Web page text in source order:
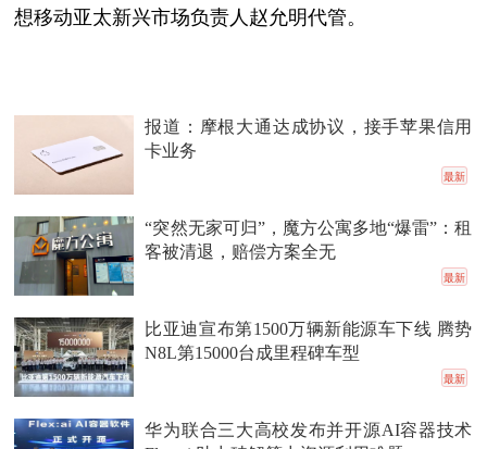
想移动亚太新兴市场负责人赵允明代管。
报道：摩根大通达成协议，接手苹果信用
卡业务
最新
“突然无家可归”，魔方公寓多地“爆雷”：租
客被清退，赔偿方案全无
最新
比亚迪宣布第1500万辆新能源车下线 腾势
N8L第15000台成里程碑车型
最新
华为联合三大高校发布并开源AI容器技术